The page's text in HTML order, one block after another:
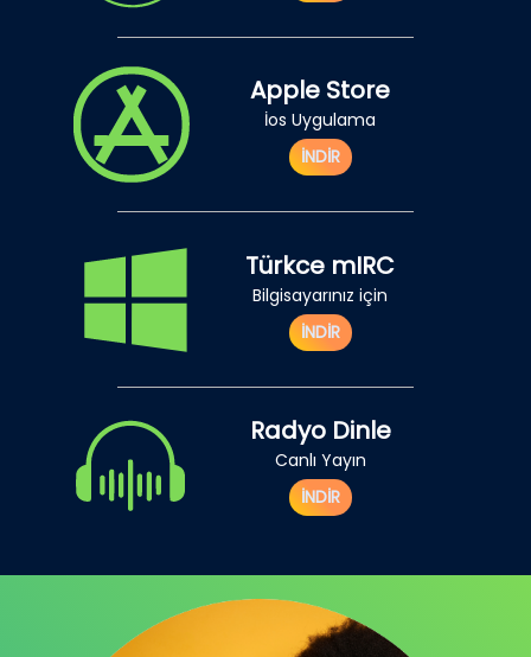
Apple Store
İos Uygulama
İNDİR
Türkce mIRC
Bilgisayarınız için
İNDİR
Radyo Dinle
Canlı Yayın
İNDİR